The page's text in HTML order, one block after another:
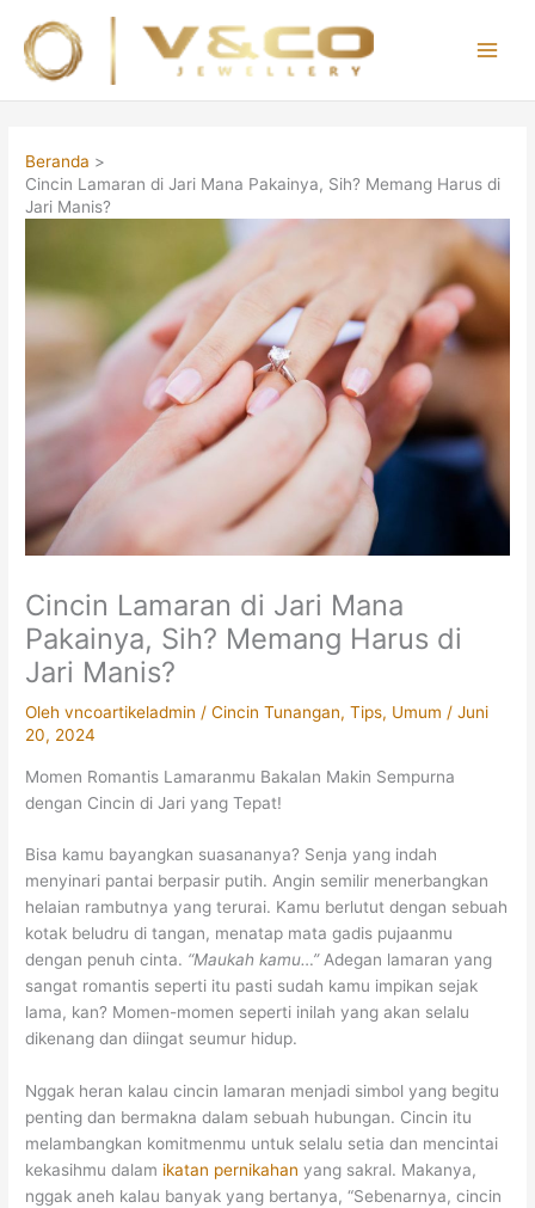
konten
Beranda
Cincin Lamaran di Jari Mana Pakainya, Sih? Memang Harus di
Jari Manis?
Cincin Lamaran di Jari Mana
Pakainya, Sih? Memang Harus di
Jari Manis?
Olehvncoartikeladmin /Cincin Tunangan,Tips, Umum /Juni
20, 2024
Momen Romantis Lamaranmu Bakalan Makin Sempurna
dengan Cincin di Jari yang Tepat!
Bisa kamu bayangkan suasananya? Senja yang indah
menyinari pantai berpasir putih. Angin semilir menerbangkan
helaian rambutnya yang terurai. Kamu berlutut dengan sebuah
kotak beludru di tangan, menatap mata gadis pujaanmu
dengan penuh cinta. “Maukah kamu…”Adegan lamaran yang
sangat romantis seperti itu pasti sudah kamu impikan sejak
lama, kan? Momen-momen seperti inilah yang akan selalu
dikenang dan diingat seumur hidup.
Nggak heran kalau cincin lamaran menjadi simbol yang begitu
penting dan bermakna dalam sebuah hubungan. Cincin itu
melambangkan komitmenmu untuk selalu setia dan mencintai
kekasihmu dalam ikatan pernikahan yang sakral. Makanya,
nggak aneh kalau banyak yang bertanya, “Sebenarnya, cincin